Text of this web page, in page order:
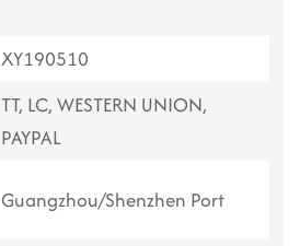
XY190510
TT, LC, WESTERN UNION,
PAYPAL
Guangzhou/Shenzhen Port